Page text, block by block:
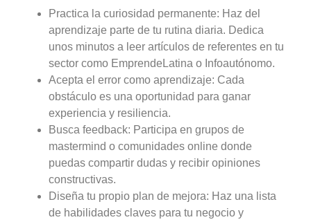
Practica la curiosidad permanente: Haz del
aprendizaje parte de tu rutina diaria. Dedica
unos minutos a leer artículos de referentes en tu
sector como EmprendeLatina o Infoautónomo.
Acepta el error como aprendizaje: Cada
obstáculo es una oportunidad para ganar
experiencia y resiliencia.
Busca feedback: Participa en grupos de
mastermind o comunidades online donde
puedas compartir dudas y recibir opiniones
constructivas.
Diseña tu propio plan de mejora: Haz una lista
de habilidades claves para tu negocio y